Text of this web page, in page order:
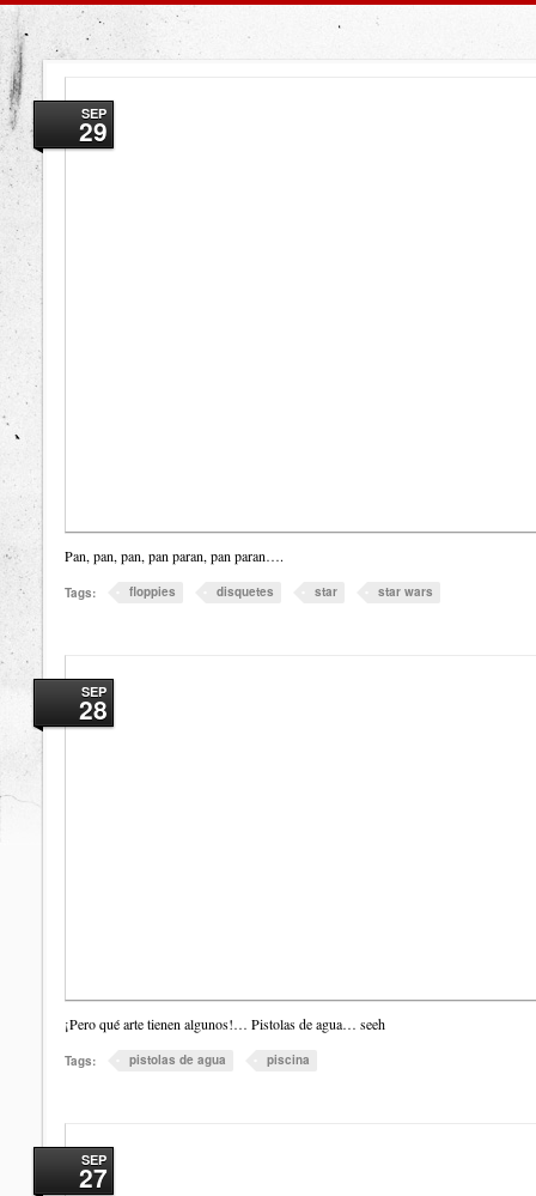
SEP
29
Pan, pan, pan, pan paran, pan paran….
Tags: floppies disquetes star star wars
SEP
28
¡Pero qué arte tienen algunos!… Pistolas de agua… seeh
Tags: pistolas de agua piscina
SEP
27